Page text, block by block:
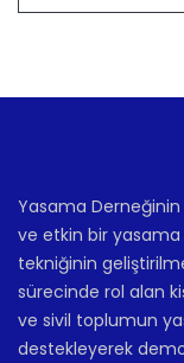
Yasama Derneğinin
ve etkin bir
tekniğinin
sürecinde rol alan
ve sivil toplumun
destekleyerek